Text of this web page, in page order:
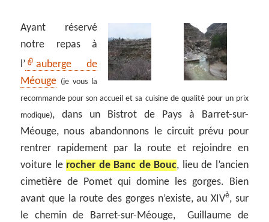
Ayant réservé
notre repas à
l’
auberge de
Méouge (je vous la
recommande pour son accueil et sa cuisine de qualité pour un prix
modique), dans un Bistrot de Pays à Barret-sur-
Méouge, nous abandonnons le circuit prévu pour
rentrer rapidement par la route et rejoindre en
voiture le rocher de Banc de Bouc, lieu de l’ancien
cimetière de Pomet qui domine les gorges. Bien
avant que la route des gorges n’existe, au XIVè, sur
le chemin de Barret-sur-Méouge, Guillaume de